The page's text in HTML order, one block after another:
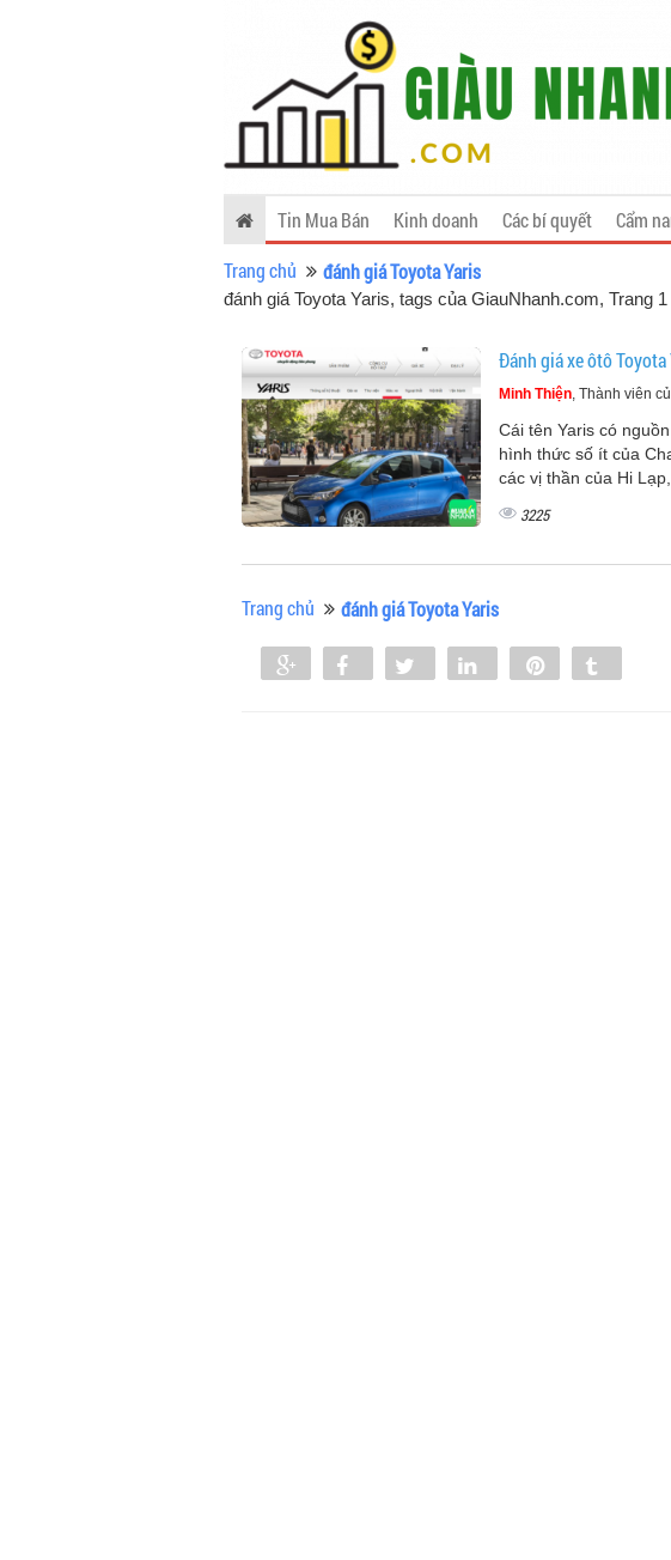
Tin Mua Bán Kinh doanh Các bí quyết Cẩm
Trang chủ
đánh giá Toyota Yaris
đánh giá Toyota Yaris, tags của GiauNhanh.com, Trang 1
Đánh giá xe ôtô
Minh Thiện, Thành viên
Cái tên Yaris có
hình thức số ít của
các vị thần của Hi
3225
Trang chủ đánh giá Toyota Yaris
Share Share Tweet Share